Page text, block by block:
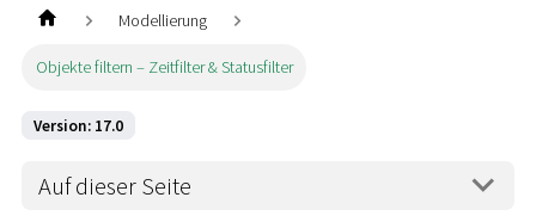
Modellierung
Objekte filtern – Zeitfilter & Statusfilter
Version: 17.0
Auf dieser Seite